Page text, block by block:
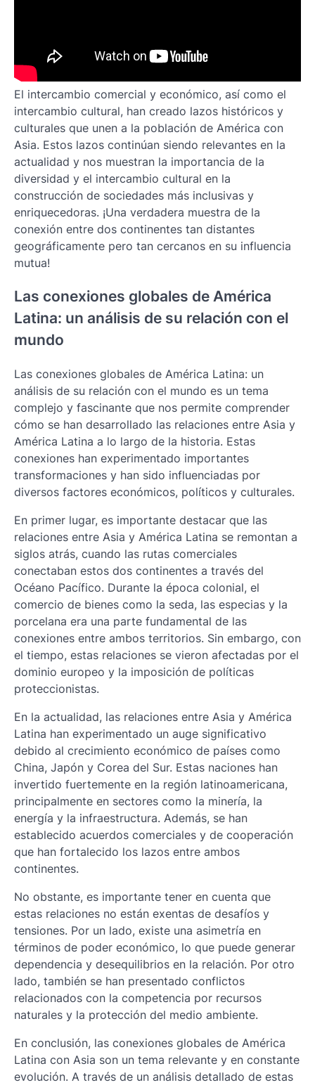
El intercambio comercial y económico, así como el
intercambio cultural, han creado lazos históricos y
culturales que unen a la población de América con
Asia. Estos lazos continúan siendo relevantes en la
actualidad y nos muestran la importancia de la
diversidad y el intercambio cultural en la
construcción de sociedades más inclusivas y
enriquecedoras. ¡Una verdadera muestra de la
conexión entre dos continentes tan distantes
geográficamente pero tan cercanos en su influencia
mutua!
Las conexiones globales de América
Latina: un análisis de su relación con el
mundo
Las conexiones globales de América Latina: un
análisis de su relación con el mundo es un tema
complejo y fascinante que nos permite comprender
cómo se han desarrollado las relaciones entre Asia y
América Latina a lo largo de la historia. Estas
conexiones han experimentado importantes
transformaciones y han sido influenciadas por
diversos factores económicos, políticos y culturales.
En primer lugar, es importante destacar que las
relaciones entre Asia y América Latina se remontan a
siglos atrás, cuando las rutas comerciales
conectaban estos dos continentes a través del
Océano Pacífico. Durante la época colonial, el
comercio de bienes como la seda, las especias y la
porcelana era una parte fundamental de las
conexiones entre ambos territorios. Sin embargo, con
el tiempo, estas relaciones se vieron afectadas por el
dominio europeo y la imposición de políticas
proteccionistas.
En la actualidad, las relaciones entre Asia y América
Latina han experimentado un auge significativo
debido al crecimiento económico de países como
China, Japón y Corea del Sur. Estas naciones han
invertido fuertemente en la región latinoamericana,
principalmente en sectores como la minería, la
energía y la infraestructura. Además, se han
establecido acuerdos comerciales y de cooperación
que han fortalecido los lazos entre ambos
continentes.
No obstante, es importante tener en cuenta que
estas relaciones no están exentas de desafíos y
tensiones. Por un lado, existe una asimetría en
términos de poder económico, lo que puede generar
dependencia y desequilibrios en la relación. Por otro
lado, también se han presentado conflictos
relacionados con la competencia por recursos
naturales y la protección del medio ambiente.
En conclusión, las conexiones globales de América
Latina con Asia son un tema relevante y en constante
evolución. A través de un análisis detallado de estas